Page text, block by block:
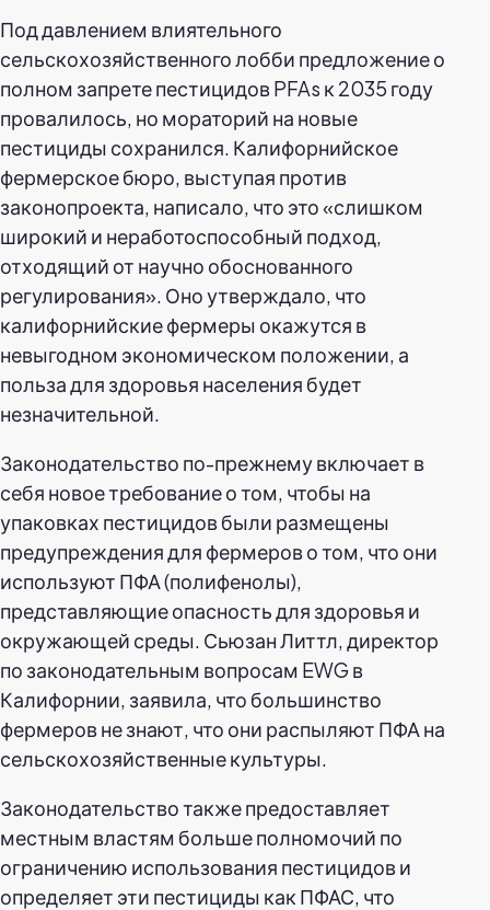
Под давлением влиятельного
сельскохозяйственного лобби предложение о
полном запрете пестицидов PFAs к 2035 году
провалилось, но мораторий на новые
пестициды сохранился. Калифорнийское
фермерское бюро, выступая против
законопроекта, написало, что это «слишком
широкий и неработоспособный подход,
отходящий от научно обоснованного
регулирования». Оно утверждало, что
калифорнийские фермеры окажутся в
невыгодном экономическом положении, а
польза для здоровья населения будет
незначительной.
Законодательство по-прежнему включает в
себя новое требование о том, чтобы на
упаковках пестицидов были размещены
предупреждения для фермеров о том, что они
используют ПФА (полифенолы),
представляющие опасность для здоровья и
окружающей среды. Сьюзан Литтл, директор
по законодательным вопросам EWG в
Калифорнии, заявила, что большинство
фермеров не знают, что они распыляют ПФА на
сельскохозяйственные культуры.
Законодательство также предоставляет
местным властям больше полномочий по
ограничению использования пестицидов и
определяет эти пестициды как ПФАС, что